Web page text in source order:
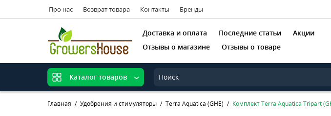
Про нас Возврат товара Контакты Бренды
Доставка и оплата Последние статьи
Акции
Отзывы о магазине
Отзывы о товаре
Каталог товаров
Главная Удобрения и стимуляторы Terra Aquatica (GHE) Комплект Terra Aquatica Tripart